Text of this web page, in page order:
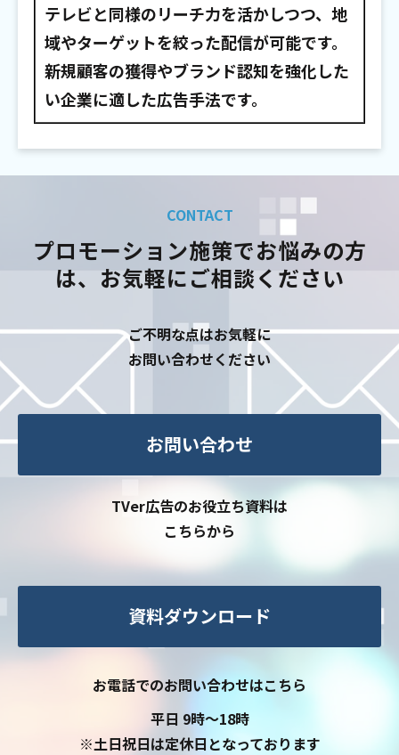
テレビと同様のリーチ力を活かしつつ、地
域やターゲットを絞った配信が可能です。
新規顧客の獲得やブランド認知を強化した
い企業に適した広告手法です。
CONTACT
プロモーション施策でお悩みの方
は、お気軽にご相談ください
ご不明な点はお気軽に
お問い合わせください
お問い合わせ
TVer広告のお役立ち資料は
こちらから
資料ダウンロード
お電話でのお問い合わせはこちら
平日 9時〜18時
※土日祝日は定休日となっております